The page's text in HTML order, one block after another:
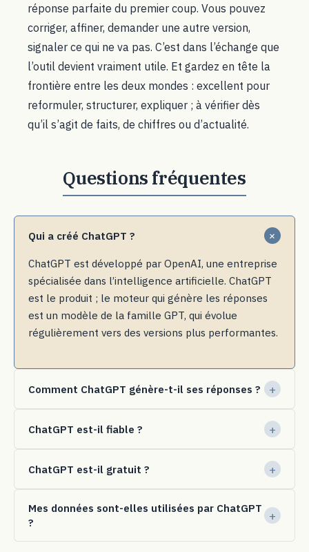
réponse parfaite du premier coup. Vous pouvez
corriger, affiner, demander une autre version,
signaler ce qui ne va pas. C’est dans l’échange que
l’outil devient vraiment utile. Et gardez en tête la
frontière entre les deux mondes : excellent pour
reformuler, structurer, expliquer ; à vérifier dès
qu’il s’agit de faits, de chiffres ou d’actualité.
Qui a créé ChatGPT ?
ChatGPT est développé par OpenAI, une entreprise
spécialisée dans l’intelligence artificielle. ChatGPT
est le produit ; le moteur qui génère les réponses
est un modèle de la famille GPT, qui évolue
régulièrement vers des versions plus performantes.
Comment ChatGPT génère-t-il ses réponses ?
ChatGPT est-il fiable ?
ChatGPT est-il gratuit ?
Mes données sont-elles utilisées par ChatGPT
?